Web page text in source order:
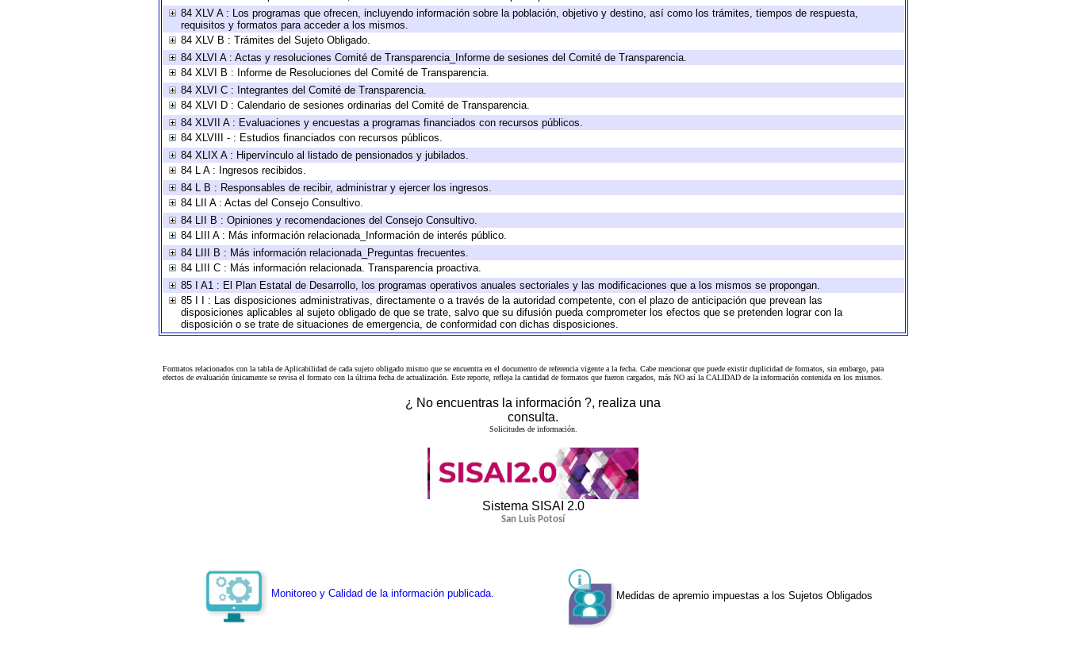
84 XLV A : Los programas que ofrecen, incluyendo información sobre la población, objetivo y destino, así como los trámites, tiempos de respuesta,
requisitos y formatos para acceder a los mismos.
84 XLV B : Trámites del Sujeto Obligado.
84 XLVI A : Actas y resoluciones Comité de Transparencia_Informe de sesiones del Comité de Transparencia.
84 XLVI B : Informe de Resoluciones del Comité de Transparencia.
84 XLVI C : Integrantes del Comité de Transparencia.
84 XLVI D : Calendario de sesiones ordinarias del Comité de Transparencia.
84 XLVII A : Evaluaciones y encuestas a programas financiados con recursos públicos.
84 XLVIII - : Estudios financiados con recursos públicos.
84 XLIX A : Hipervínculo al listado de pensionados y jubilados.
84 L A : Ingresos recibidos.
84 L B : Responsables de recibir, administrar y ejercer los ingresos.
84 LII A : Actas del Consejo Consultivo.
84 LII B : Opiniones y recomendaciones del Consejo Consultivo.
84 LIII A : Más información relacionada_Información de interés público.
84 LIII B : Más información relacionada_Preguntas frecuentes.
84 LIII C : Más información relacionada. Transparencia proactiva.
85 I A1 : El Plan Estatal de Desarrollo, los programas operativos anuales sectoriales y las modificaciones que a los mismos se propongan.
85 I I : Las disposiciones administrativas, directamente o a través de la autoridad competente, con el plazo de anticipación que prevean las
disposiciones aplicables al sujeto obligado de que se trate, salvo que su difusión pueda comprometer los efectos que se pretenden lograr con la
disposición o se trate de situaciones de emergencia, de conformidad con dichas disposiciones.
Formatos relacionados con la tabla de Aplicabilidad de cada sujeto obligado mismo que se encuentra en el documento de referenciavigente a la fecha. Cabe mencionar que puede existir duplicidad de formatos, sin embargo, para
efectos de evaluación únicamente se revisa el formato con la última fecha de actualización. Este reporte, refleja la cantidad de formatos que fueron cargados, más NO así la CALIDAD de la información contenida en los mismos.
¿ No encuentras la información ?, realiza una
consulta.
Solicitudes de información.
Sistema SISAI 2.0
San Luis Potosí
Monitoreo y Calidad de la información publicada. Medidas de apremio impuestas a los Sujetos Obligados